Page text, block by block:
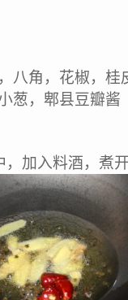
八角，花椒，桂
葱，郫县豆瓣酱
加入料酒，煮